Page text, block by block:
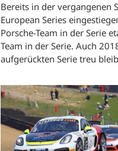
Bereits in der vergangenen
European Series
Porsche-Team in der Serie
Team in der Serie. Auch
aufgerückten Serie treu